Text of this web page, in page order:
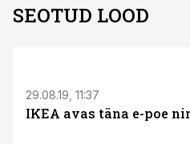
SEOTUD LOOD
29.08.19, 11:37
IKEA avas täna e-poe